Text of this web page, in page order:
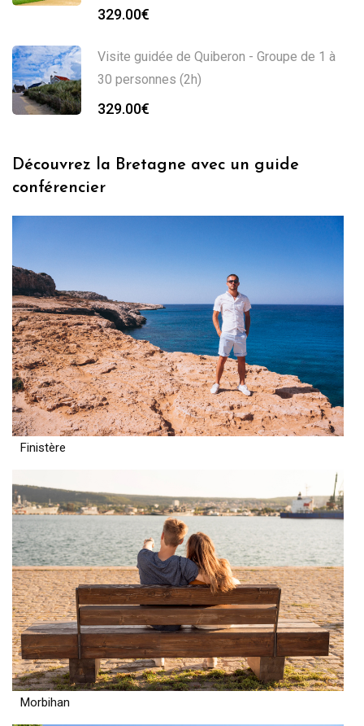
329.00€
Visite guidée de Quiberon - Groupe de 1 à
30 personnes (2h)
329.00€
Découvrez la Bretagne avec un guide
conférencier
Finistère
Morbihan